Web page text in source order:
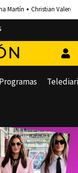
Martín Christian Valero
Programas